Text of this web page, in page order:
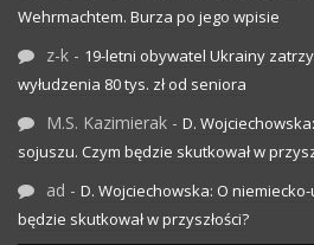
Wehrmachtem. Burza po jego wpisie
z-k - 19-letni obywatel Ukrainy
wyłudzenia 80 tys. zł od seniora
M.S. Kazimierak - D.
sojuszu. Czym będzie skutkował w
ad - D. Wojciechowska: O
będzie skutkował w przyszłości?